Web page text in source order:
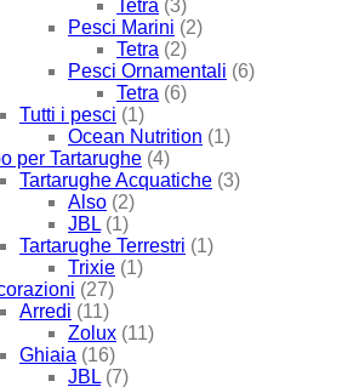
Tetra (3)
Pesci Marini (2)
Tetra (2)
Pesci Ornamentali (6)
Tetra (6)
Tutti i pesci (1)
Ocean Nutrition (1)
per Tartarughe (4)
Tartarughe Acquatiche (3)
Also (2)
JBL (1)
Tartarughe Terrestri (1)
Trixie (1)
(27)
Arredi (11)
Zolux (11)
Ghiaia (16)
JBL (7)